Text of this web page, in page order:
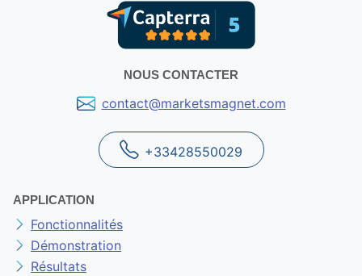
NOUS CONTACTER
contact@marketsmagnet.com
+33428550029
APPLICATION
Fonctionnalités
Démonstration
Résultats